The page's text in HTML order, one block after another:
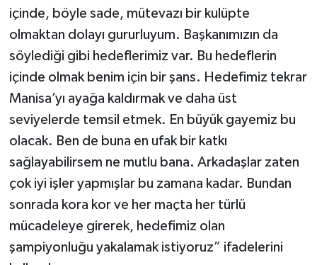
içinde, böyle sade, mütevazı bir kulüpte
olmaktan dolayı gururluyum. Başkanımızın da
söylediği gibi hedeflerimiz var. Bu hedeflerin
içinde olmak benim için bir şans. Hedefimiz tekrar
Manisa’yı ayağa kaldırmak ve daha üst
seviyelerde temsil etmek. En büyük gayemiz bu
olacak. Ben de buna en ufak bir katkı
sağlayabilirsem ne mutlu bana. Arkadaşlar zaten
çok iyi işler yapmışlar bu zamana kadar. Bundan
sonrada kora kor ve her maçta her türlü
mücadeleye girerek, hedefimiz olan
şampiyonluğu yakalamak istiyoruz” ifadelerini